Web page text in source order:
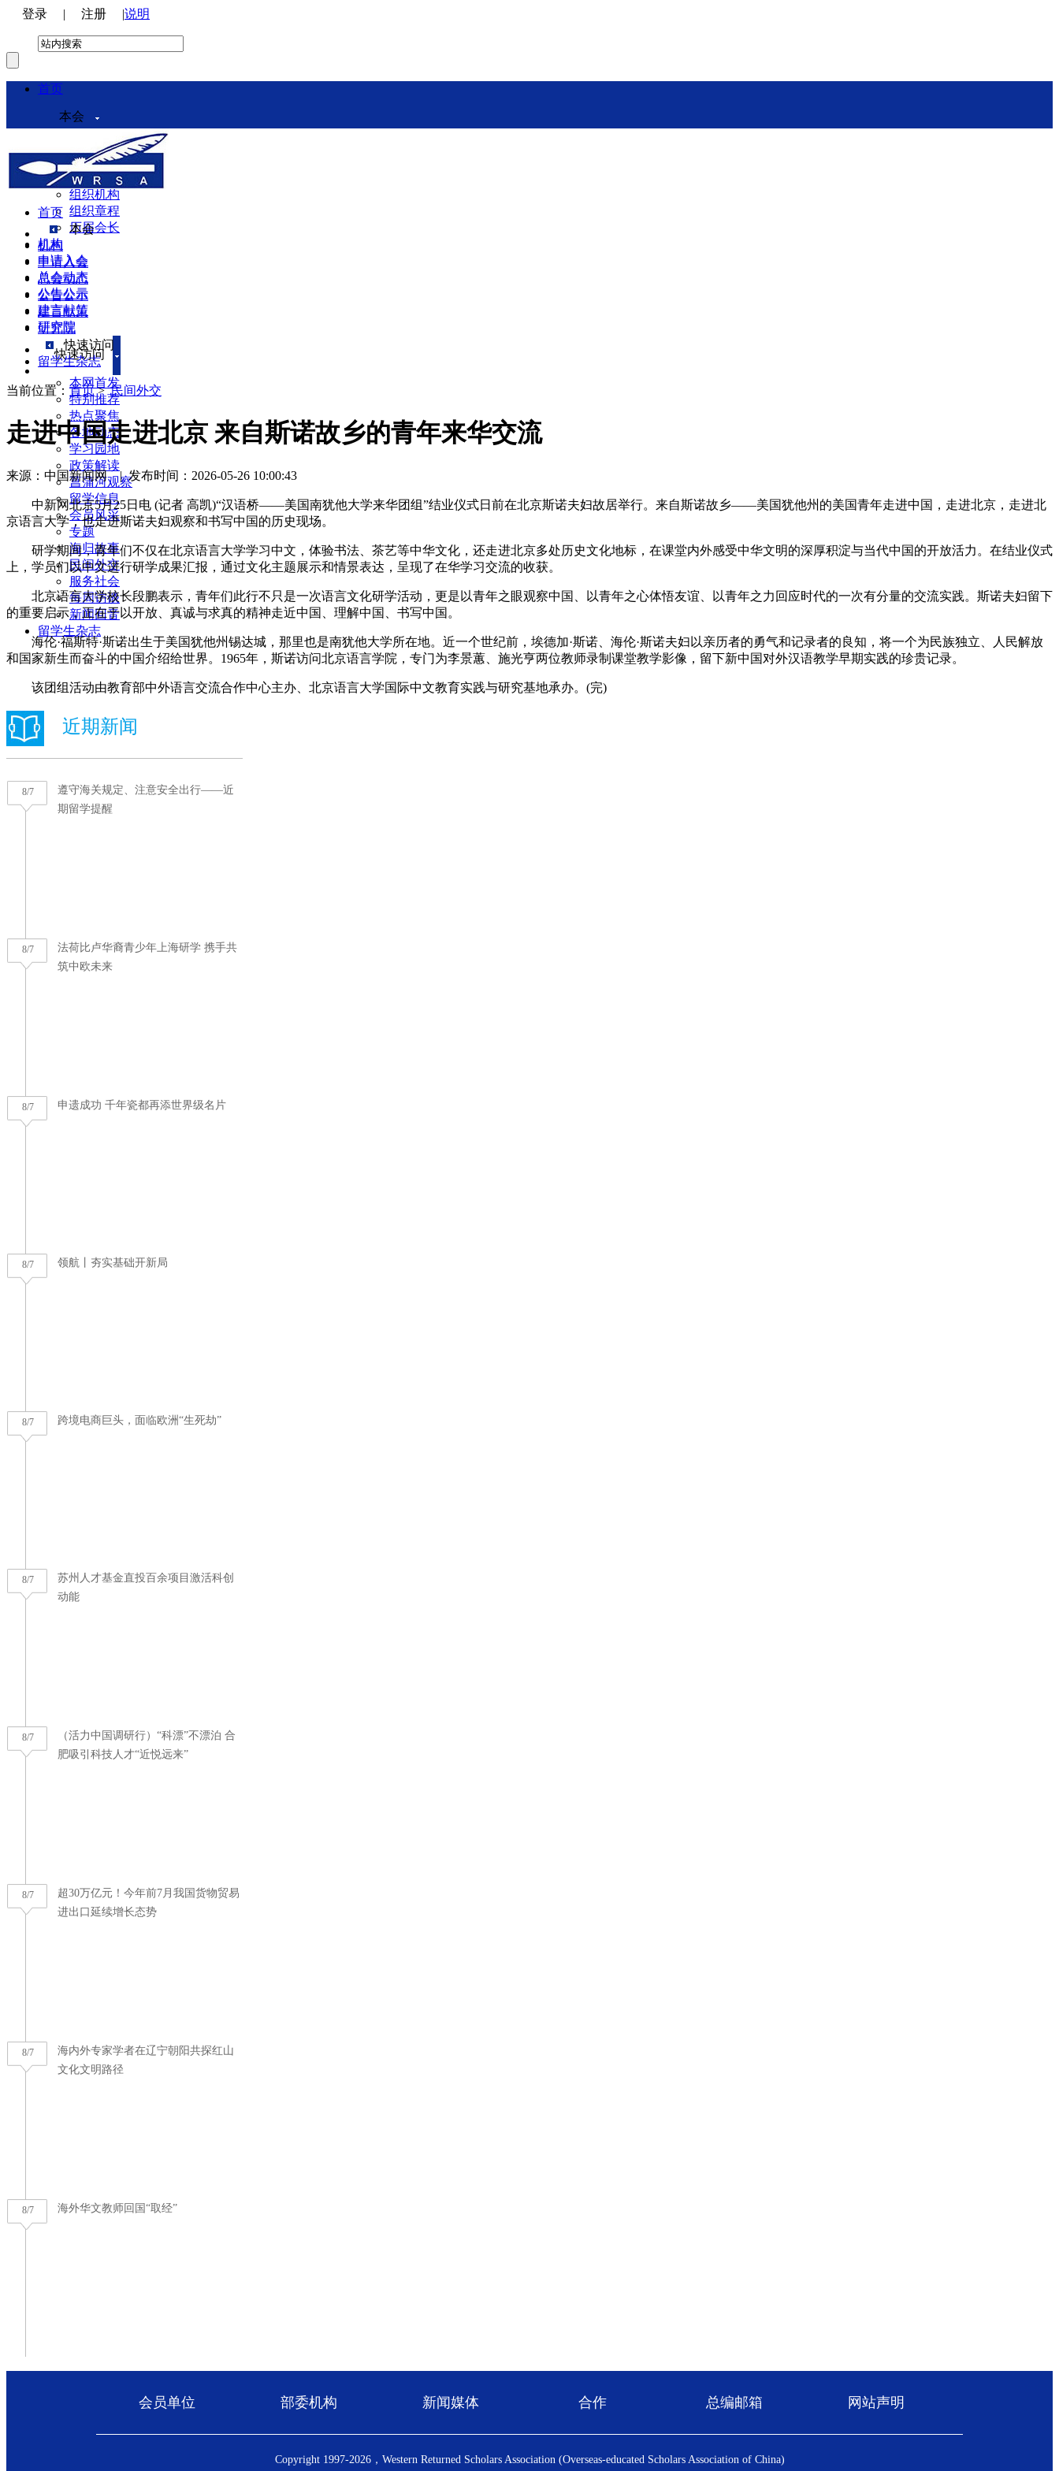
登录 | 注册 |说明
首页
本会
本会介绍
领导机构
理事会
组织机构
组织章程
历届会长
机构
申请入会
总会动态
公告公示
建言献策
研究院
快速访问
本网首发
特别推荐
热点聚焦
各地动态
学习园地
政策解读
菖蒲河观察
留学信息
会员风采
专题
海归故事
民间外交
服务社会
每周访谈
新闻回音
留学生杂志
首页
本会
机构
申请入会
总会动态
公告公示
建言献策
研究院
快速访问
留学生杂志
当前位置： 首页>民间外交
走进中国走进北京 来自斯诺故乡的青年来华交流
来源：中国新闻网 |发布时间：2026-05-26 10:00:43
中新网北京5月25日电 (记者 高凯)“汉语桥——美国南犹他大学来华团组”结业仪式日前在北京斯诺夫妇故居举行。来自斯诺故乡——美国犹他州的美国青年走进中国，走进北京，走进北
京语言大学，也走进斯诺夫妇观察和书写中国的历史现场。
研学期间，青年们不仅在北京语言大学学习中文，体验书法、茶艺等中华文化，还走进北京多处历史文化地标，在课堂内外感受中华文明的深厚积淀与当代中国的开放活力。在结业仪式
上，学员们以中文进行研学成果汇报，通过文化主题展示和情景表达，呈现了在华学习交流的收获。
北京语言大学校长段鹏表示，青年们此行不只是一次语言文化研学活动，更是以青年之眼观察中国、以青年之心体悟友谊、以青年之力回应时代的一次有分量的交流实践。斯诺夫妇留下
的重要启示，正在于以开放、真诚与求真的精神走近中国、理解中国、书写中国。
海伦·福斯特·斯诺出生于美国犹他州锡达城，那里也是南犹他大学所在地。近一个世纪前，埃德加·斯诺、海伦·斯诺夫妇以亲历者的勇气和记录者的良知，将一个为民族独立、人民解放
和国家新生而奋斗的中国介绍给世界。1965年，斯诺访问北京语言学院，专门为李景蕙、施光亨两位教师录制课堂教学影像，留下新中国对外汉语教学早期实践的珍贵记录。
该团组活动由教育部中外语言交流合作中心主办、北京语言大学国际中文教育实践与研究基地承办。(完)